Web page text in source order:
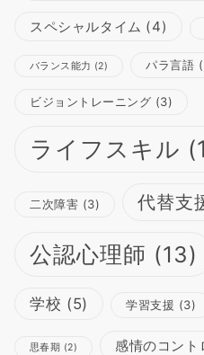
スペシャルタイム (4)
バランス能力 (2) パラ言語
ビジョントレーニング (3)
ライフスキル
二次障害 (3) 代替支
公認心理師 (13)
学校 (5) 学習支援 (3)
思春期 (2) 感情のコント